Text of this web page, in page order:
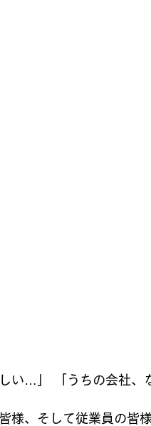
い…」 「うちの会社、
様、そして従業員の皆